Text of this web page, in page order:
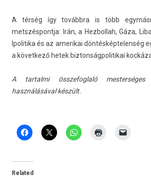
A térség így továbbra is több
metszés­pontja: Irán, a Hez­bollah, Gáza,
lpolitika és az amerikai dön­téskép­telen­ség
a követ­kező hetek bi­zton­ságpolitikai
A tar­talmi összefogl­aló
használásáv­al készült.
Related